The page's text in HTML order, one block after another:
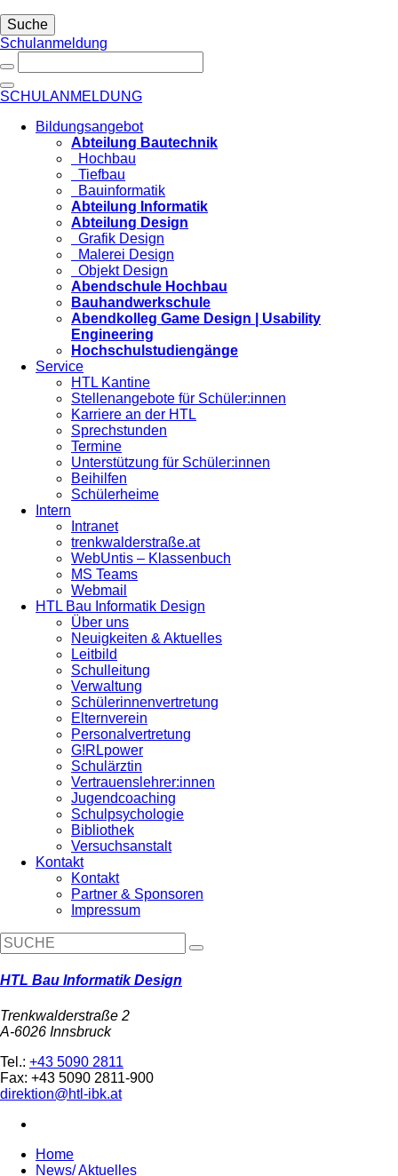
Suche
Schulanmeldung
SCHULANMELDUNG
Bildungsangebot
Abteilung Bautechnik
Hochbau
Tiefbau
Bauinformatik
Abteilung Informatik
Abteilung Design
Grafik Design
Malerei Design
Objekt Design
Abendschule Hochbau
Bauhandwerkschule
Abendkolleg Game Design | Usability
Engineering
Hochschulstudiengänge
Service
HTL Kantine
Stellenangebote für Schüler:innen
Karriere an der HTL
Sprechstunden
Termine
Unterstützung für Schüler:innen
Beihilfen
Schülerheime
Intern
Intranet
trenkwalderstraße.at
WebUntis – Klassenbuch
MS Teams
Webmail
HTL Bau Informatik Design
Über uns
Neuigkeiten & Aktuelles
Leitbild
Schulleitung
Verwaltung
Schülerinnenvertretung
Elternverein
Personalvertretung
G!RLpower
Schulärztin
Vertrauenslehrer:innen
Jugendcoaching
Schulpsychologie
Bibliothek
Versuchsanstalt
Kontakt
Kontakt
Partner & Sponsoren
Impressum
HTL Bau Informatik Design
Trenkwalderstraße 2
A-6026 Innsbruck
Tel.: +43 5090 2811
Fax: +43 5090 2811-900
direktion@htl-ibk.at
Home
News/ Aktuelles